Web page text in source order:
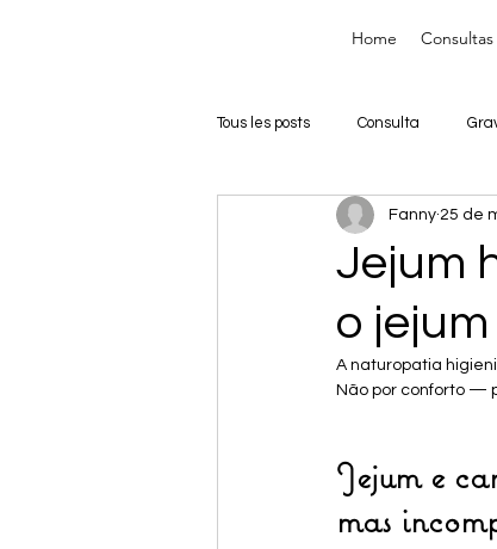
Home
Tous les posts Consulta
Jejum
o
Fanny 25 de
A naturopatia
Não por conforto —
Jejum e
mas